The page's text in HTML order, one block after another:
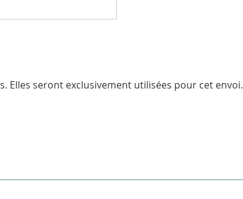
Elles seront exclusivement utilisées pour cet envoi.